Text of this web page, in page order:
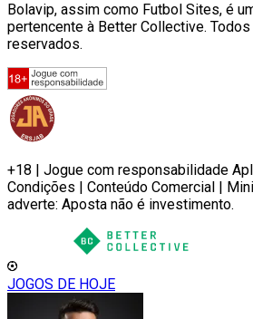
Bolavip, assim como Futbol Sites, é
pertencente à Better Collective.
reservados.
+18 | Jogue com responsabilidade
Condições | Conteúdo Comercial |
adverte: Aposta não é investimento.
JOGOS DE HOJE